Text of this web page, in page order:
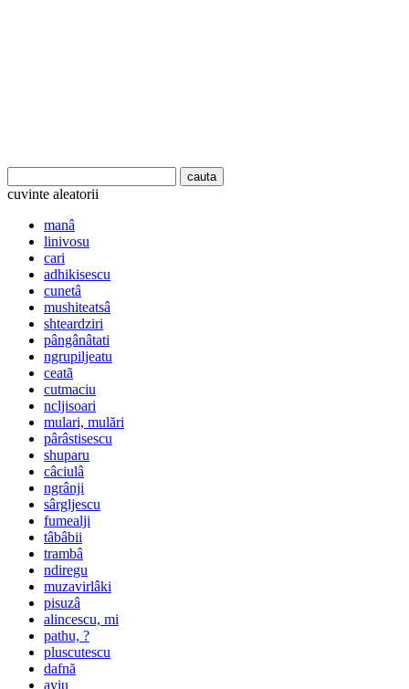
cuvinte aleatorii
manâ
linivosu
cari
adhikisescu
cunetâ
mushiteatsâ
shteardziri
pângânâtati
ngrupiljeatu
ceatã
cutmaciu
ncljisoari
mulari, mulări
pârâstisescu
shuparu
câciulâ
ngrânji
sârgljescu
fumealji
tâbâbii
trambâ
ndiregu
muzavirlâki
pisuzâ
alincescu, mi
pathu, ?
pluscutescu
dafnă
ayiu